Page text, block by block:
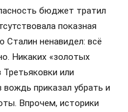
бюджет тратил
показная
Сталин ненавидел: всё
Никаких «золотых
Третьяковки или
приказал убрать и
Впрочем, историки